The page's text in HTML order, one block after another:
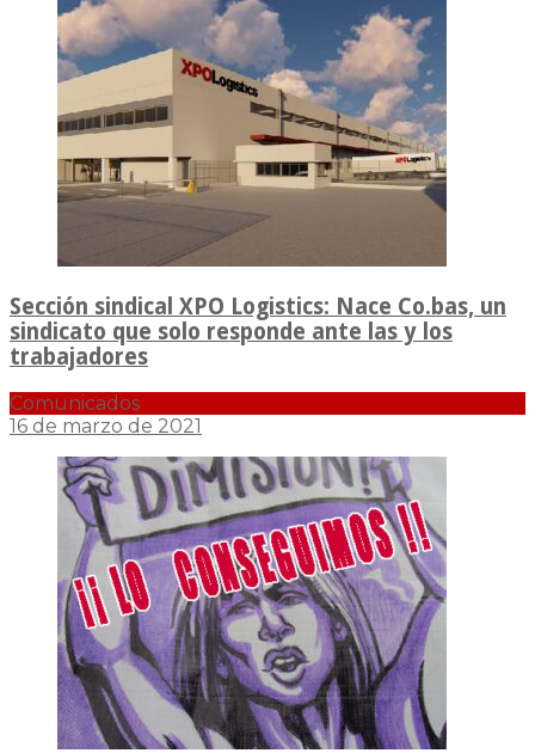
Sección sindical XPO Logistics: Nace Co.bas, un
sindicato que solo responde ante las y los
trabajadores
Comunicados
16 de marzo de 2021